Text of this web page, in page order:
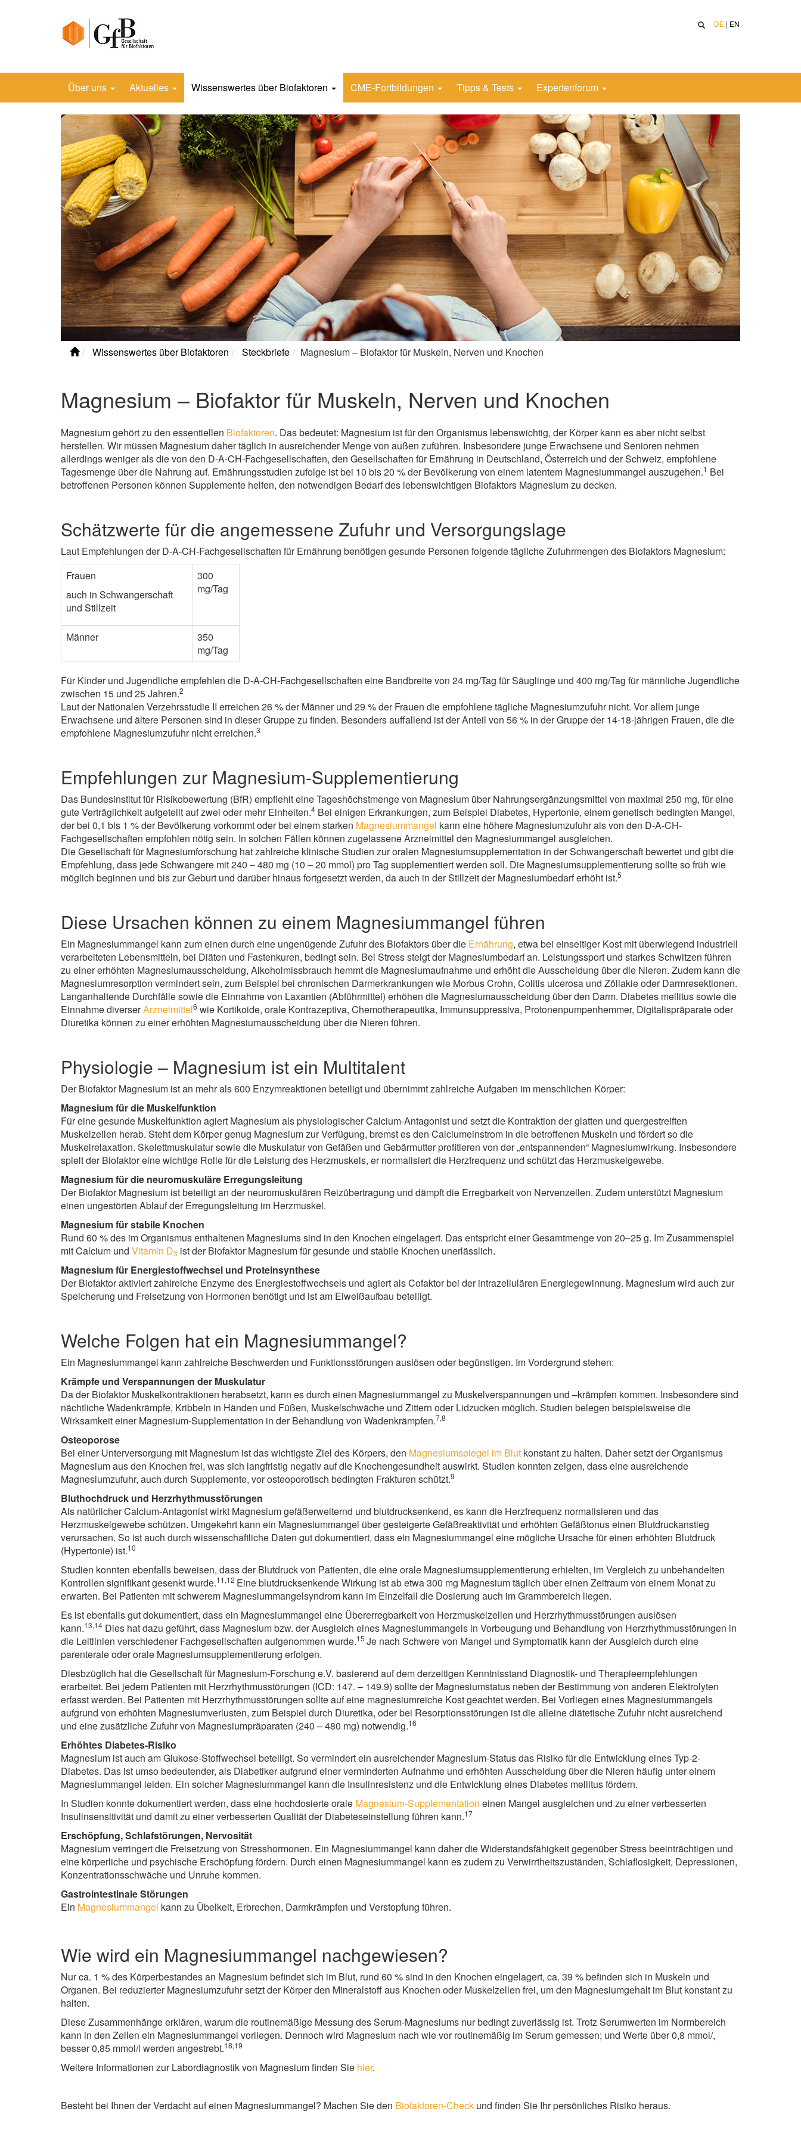
DE | EN
Über uns Aktuelles Wissenswertes über Biofaktoren CME-Fortbildungen Tipps & Tests Expertenforum
Wissenswertes über Biofaktoren Steckbriefe Magnesium – Biofaktor für Muskeln, Nerven und Knochen
Magnesium – Biofaktor für Muskeln, Nerven und Knochen
Magnesium gehört zu den essentiellen Biofaktoren. Das bedeutet: Magnesium ist für den Organismus lebenswichtig, der Körper kann es aber nicht selbst
herstellen. Wir müssen Magnesium daher täglich in ausreichender Menge von außen zuführen. Insbesondere junge Erwachsene und Senioren nehmen
allerdings weniger als die von den D-A-CH-Fachgesellschaften, den Gesellschaften für Ernährung in Deutschland, Österreich und der Schweiz, empfohlene
Tagesmenge über die Nahrung auf. Ernährungsstudien zufolge ist bei 10 bis 20 % der Bevölkerung von einem latentem Magnesiummangel auszugehen.1 Bei
betroffenen Personen können Supplemente helfen, den notwendigen Bedarf des lebenswichtigen Biofaktors Magnesium zu decken.
Schätzwerte für die angemessene Zufuhr und Versorgungslage
Laut Empfehlungen der D-A-CH-Fachgesellschaften für Ernährung benötigen gesunde Personen folgende tägliche Zufuhrmengen des Biofaktors Magnesium:
Frauen
auch in Schwangerschaft
und Stillzeit
300
mg/Tag
Männer
350
mg/Tag
Für Kinder und Jugendliche empfehlen die D-A-CH-Fachgesellschaften eine Bandbreite von 24 mg/Tag für Säuglinge und 400 mg/Tag für männliche Jugendliche
zwischen 15 und 25 Jahren.2
Laut der Nationalen Verzehrsstudie II erreichen 26 % der Männer und 29 % der Frauen die empfohlene tägliche Magnesiumzufuhr nicht. Vor allem junge
Erwachsene und ältere Personen sind in dieser Gruppe zu finden. Besonders auffallend ist der Anteil von 56 % in der Gruppe der 14-18-jährigen Frauen, die die
empfohlene Magnesiumzufuhr nicht erreichen.3
Empfehlungen zur Magnesium-Supplementierung
Das Bundesinstitut für Risikobewertung (BfR) empfiehlt eine Tageshöchstmenge von Magnesium über Nahrungsergänzungsmittel von maximal 250 mg, für eine
gute Verträglichkeit aufgeteilt auf zwei oder mehr Einheiten.4 Bei einigen Erkrankungen, zum Beispiel Diabetes, Hypertonie, einem genetisch bedingten Mangel,
der bei 0,1 bis 1 % der Bevölkerung vorkommt oder bei einem starken Magnesiummangel kann eine höhere Magnesiumzufuhr als von den D-A-CH-
Fachgesellschaften empfohlen nötig sein. In solchen Fällen können zugelassene Arzneimittel den Magnesiummangel ausgleichen.
Die Gesellschaft für Magnesiumforschung hat zahlreiche klinische Studien zur oralen Magnesiumsupplementation in der Schwangerschaft bewertet und gibt die
Empfehlung, dass jede Schwangere mit 240 – 480 mg (10 – 20 mmol) pro Tag supplementiert werden soll. Die Magnesiumsupplementierung sollte so früh wie
möglich beginnen und bis zur Geburt und darüber hinaus fortgesetzt werden, da auch in der Stillzeit der Magnesiumbedarf erhöht ist.5
Diese Ursachen können zu einem Magnesiummangel führen
Ein Magnesiummangel kann zum einen durch eine ungenügende Zufuhr des Biofaktors über die Ernährung, etwa bei einseitiger Kost mit überwiegend industriell
verarbeiteten Lebensmitteln, bei Diäten und Fastenkuren, bedingt sein. Bei Stress steigt der Magnesiumbedarf an. Leistungssport und starkes Schwitzen führen
zu einer erhöhten Magnesiumausscheidung, Alkoholmissbrauch hemmt die Magnesiumaufnahme und erhöht die Ausscheidung über die Nieren. Zudem kann die
Magnesiumresorption vermindert sein, zum Beispiel bei chronischen Darmerkrankungen wie Morbus Crohn, Colitis ulcerosa und Zöliakie oder Darmresektionen.
Langanhaltende Durchfälle sowie die Einnahme von Laxantien (Abführmittel) erhöhen die Magnesiumausscheidung über den Darm. Diabetes mellitus sowie die
Einnahme diverserArzneimittel6 wie Kortikoide, orale Kontrazeptiva, Chemotherapeutika, Immunsuppressiva, Protonenpumpenhemmer, Digitalispräparate oder
Diuretika können zu einer erhöhten Magnesiumausscheidung über die Nieren führen.
Physiologie – Magnesium ist ein Multitalent
Der Biofaktor Magnesium ist an mehr als 600 Enzymreaktionen beteiligt und übernimmt zahlreiche Aufgaben im menschlichen Körper:
Magnesium für die Muskelfunktion
Für eine gesunde Muskelfunktion agiert Magnesium als physiologischer Calcium-Antagonist und setzt die Kontraktion der glatten und quergestreiften
Muskelzellen herab. Steht dem Körper genug Magnesium zur Verfügung, bremst es den Calciumeinstrom in die betroffenen Muskeln und fördert so die
Muskelrelaxation. Skelettmuskulatur sowie die Muskulatur von Gefäßen und Gebärmutter profitieren von der „entspannenden“ Magnesiumwirkung. Insbesondere
spielt der Biofaktor eine wichtige Rolle für die Leistung des Herzmuskels, er normalisiert die Herzfrequenz und schützt das Herzmuskelgewebe.
Magnesium für die neuromuskuläre Erregungsleitung
Der Biofaktor Magnesium ist beteiligt an der neuromuskulären Reizübertragung und dämpft die Erregbarkeit von Nervenzellen. Zudem unterstützt Magnesium
einen ungestörten Ablauf der Erregungsleitung im Herzmuskel.
Magnesium für stabile Knochen
Rund 60 % des im Organismus enthaltenen Magnesiums sind in den Knochen eingelagert. Das entspricht einer Gesamtmenge von 20–25 g. Im Zusammenspiel
mit Calcium und Vitamin D3 ist der Biofaktor Magnesium für gesunde und stabile Knochen unerlässlich.
Magnesium für Energiestoffwechsel und Proteinsynthese
Der Biofaktor aktiviert zahlreiche Enzyme des Energiestoffwechsels und agiert als Cofaktor bei der intrazellulären Energiegewinnung. Magnesium wird auch zur
Speicherung und Freisetzung von Hormonen benötigt und ist am Eiweißaufbau beteiligt.
Welche Folgen hat ein Magnesiummangel?
Ein Magnesiummangel kann zahlreiche Beschwerden und Funktionsstörungen auslösen oder begünstigen. Im Vordergrund stehen:
Krämpfe und Verspannungen der Muskulatur
Da der Biofaktor Muskelkontraktionen herabsetzt, kann es durch einen Magnesiummangel zu Muskelverspannungen und –krämpfen kommen. Insbesondere sind
nächtliche Wadenkrämpfe, Kribbeln in Händen und Füßen, Muskelschwäche und Zittern oder Lidzucken möglich. Studien belegen beispielsweise die
Wirksamkeit einer Magnesium-Supplementation in der Behandlung von Wadenkrämpfen.7,8
Osteoporose
Bei einer Unterversorgung mit Magnesium ist das wichtigste Ziel des Körpers, den Magnesiumspiegel im Blut konstant zu halten. Daher setzt der Organismus
Magnesium aus den Knochen frei, was sich langfristig negativ auf die Knochengesundheit auswirkt. Studien konnten zeigen, dass eine ausreichende
Magnesiumzufuhr, auch durch Supplemente, vor osteoporotisch bedingten Frakturen schützt.9
Bluthochdruck und Herzrhythmusstörungen
Als natürlicher Calcium-Antagonist wirkt Magnesium gefäßerweiternd und blutdrucksenkend, es kann die Herzfrequenz normalisieren und das
Herzmuskelgewebe schützen. Umgekehrt kann ein Magnesiummangel über gesteigerte Gefäßreaktivität und erhöhten Gefäßtonus einen Blutdruckanstieg
verursachen. So ist auch durch wissenschaftliche Daten gut dokumentiert, dass ein Magnesiummangel eine mögliche Ursache für einen erhöhten Blutdruck
(Hypertonie) ist.10
Studien konnten ebenfalls beweisen, dass der Blutdruck von Patienten, die eine orale Magnesiumsupplementierung erhielten, im Vergleich zu unbehandelten
Kontrollen signifikant gesenkt wurde.11,12 Eine blutdrucksenkende Wirkung ist ab etwa 300 mg Magnesium täglich über einen Zeitraum von einem Monat zu
erwarten. Bei Patienten mit schwerem Magnesiummangelsyndrom kann im Einzelfall die Dosierung auch im Grammbereich liegen.
Es ist ebenfalls gut dokumentiert, dass ein Magnesiummangel eine Übererregbarkeit von Herzmuskelzellen und Herzrhythmusstörungen auslösen
kann.13,14 Dies hat dazu geführt, dass Magnesium bzw. der Ausgleich eines Magnesiummangels in Vorbeugung und Behandlung von Herzrhythmusstörungen in
die Leitlinien verschiedener Fachgesellschaften aufgenommen wurde.15 Je nach Schwere von Mangel und Symptomatik kann der Ausgleich durch eine
parenterale oder orale Magnesiumsupplementierung erfolgen.
Diesbzüglich hat die Gesellschaft für Magnesium-Forschung e.V. basierend auf dem derzeitigen Kenntnisstand Diagnostik- und Therapieempfehlungen
erarbeitet. Bei jedem Patienten mit Herzrhythmusstörungen (ICD: 147. – 149.9) sollte der Magnesiumstatus neben der Bestimmung von anderen Elektrolyten
erfasst werden. Bei Patienten mit Herzrhythmusstörungen sollte auf eine magnesiumreiche Kost geachtet werden. Bei Vorliegen eines Magnesiummangels
aufgrund von erhöhten Magnesiumverlusten, zum Beispiel durch Diuretika, oder bei Resorptionsstörungen ist die alleine diätetische Zufuhr nicht ausreichend
und eine zusätzliche Zufuhr von Magnesiumpräparaten (240 – 480 mg) notwendig.16
Erhöhtes Diabetes-Risiko
Magnesium ist auch am Glukose-Stoffwechsel beteiligt. So vermindert ein ausreichender Magnesium-Status das Risiko für die Entwicklung eines Typ-2-
Diabetes. Das ist umso bedeutender, als Diabetiker aufgrund einer verminderten Aufnahme und erhöhten Ausscheidung über die Nieren häufig unter einem
Magnesiummangel leiden. Ein solcher Magnesiummangel kann die Insulinresistenz und die Entwicklung eines Diabetes mellitus fördern.
In Studien konnte dokumentiert werden, dass eine hochdosierte orale Magnesium-Supplementation einen Mangel ausgleichen und zu einer verbesserten
Insulinsensitivität und damit zu einer verbesserten Qualität der Diabeteseinstellung führen kann.17
Erschöpfung, Schlafstörungen, Nervosität
Magnesium verringert die Freisetzung von Stresshormonen. Ein Magnesiummangel kann daher die Widerstandsfähigkeit gegenüber Stress beeinträchtigen und
eine körperliche und psychische Erschöpfung fördern. Durch einen Magnesiummangel kann es zudem zu Verwirrtheitszuständen, Schlaflosigkeit, Depressionen,
Konzentrationsschwäche und Unruhe kommen.
Gastrointestinale Störungen
Ein Magnesiummangel kann zu Übelkeit, Erbrechen, Darmkrämpfen und Verstopfung führen.
Wie wird ein Magnesiummangel nachgewiesen?
Nur ca. 1 % des Körperbestandes an Magnesium befindet sich im Blut, rund 60 % sind in den Knochen eingelagert, ca. 39 % befinden sich in Muskeln und
Organen. Bei reduzierter Magnesiumzufuhr setzt der Körper den Mineralstoff aus Knochen oder Muskelzellen frei, um den Magnesiumgehalt im Blut konstant zu
halten.
Diese Zusammenhänge erklären, warum die routinemäßige Messung des Serum-Magnesiums nur bedingt zuverlässig ist. Trotz Serumwerten im Normbereich
kann in den Zellen ein Magnesiummangel vorliegen. Dennoch wird Magnesium nach wie vor routinemäßig im Serum gemessen; und Werte über 0,8 mmol/,
besser 0,85 mmol/l werden angestrebt.18,19
Weitere Informationen zur Labordiagnostik von Magnesium finden Sie hier.
Besteht bei Ihnen der Verdacht auf einen Magnesiummangel? Machen Sie den Biofaktoren-Check und finden Sie Ihr persönliches Risiko heraus.